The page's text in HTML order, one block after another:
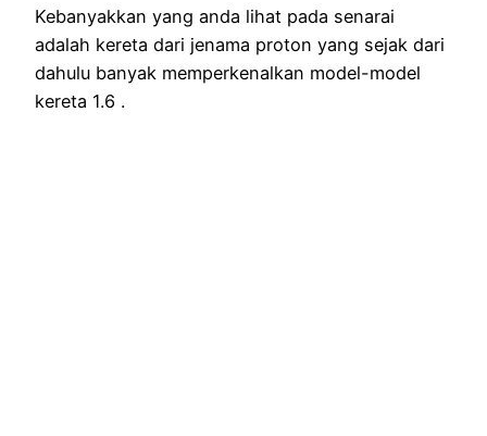
Kebanyakkan yang anda lihat pada senarai
adalah kereta dari jenama proton yang sejak dari
dahulu banyak memperkenalkan model-model
kereta 1.6 .